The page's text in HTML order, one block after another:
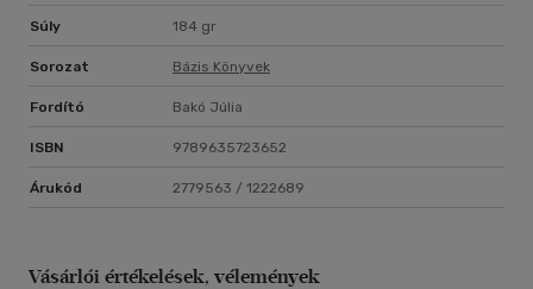
Súly 184 gr
Sorozat Bázis Könyvek
Fordító Bakó Júlia
ISBN 9789635723652
Árukód 2779563 / 1222689
Vásárlói értékelések, vélemények